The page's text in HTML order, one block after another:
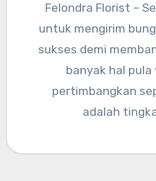
Felondra Florist – Sebelum memutuskan
untuk mengirim
sukses demi
banyak hal pula
pertimbangkan
adalah